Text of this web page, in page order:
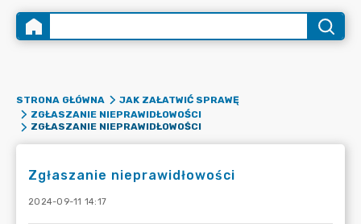
STRONA GŁÓWNA
JAK ZAŁATWIĆ SPRAWĘ
ZGŁASZANIE NIEPRAWIDŁOWOŚCI
ZGŁASZANIE NIEPRAWIDŁOWOŚCI
Zgłaszanie nieprawidłowości
2024-09-11 14:17